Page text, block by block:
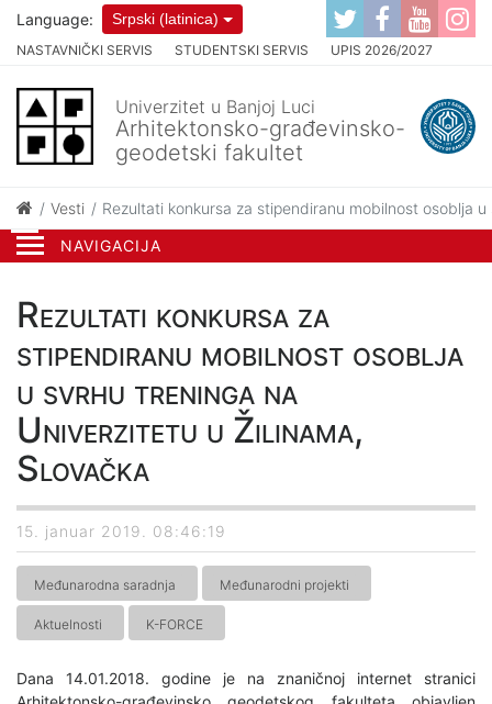
NAVIGACIJA
NASTAVNIČKI SERVIS STUDENTSKI SERVIS UPIS 2026/2027
Language: Srpski (latinica)
Univerzitet u Banjoj Luci
Arhitektonsko-građevinsko-
geodetski fakultet
Vesti Rezultati konkursa za stipendiranu mobilnost osoblja
Rezultati konkursa za
stipendiranu mobilnost osoblja
u svrhu treninga na
Univerzitetu u Žilinama,
Slovačka
15. januar 2019. 08:46:19
Međunarodna saradnja Međunarodni projekti
Aktuelnosti K-FORCE
Dana 14.01.2018. godine je na znaničnoj internet stranici